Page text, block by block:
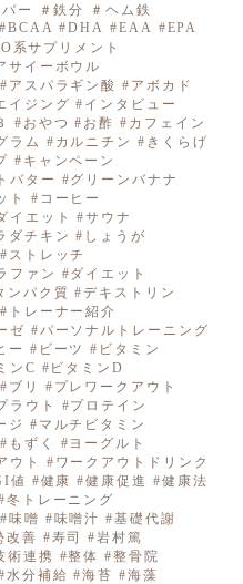
ー ＃鉄分 ＃ヘム鉄
BCAA DHA EAA
EPA
系サプリメント
サイーボウル
アスパラギン酸
アボカド
イジング
インタビュー
おやつ お酢
カフェイン
ラム カルニチン
きくらげ
キャンペーン
バター
グリーンバナナ
ト
コーヒー
イエット
サウナ
ダチキン
しょうが
ストレッチ
ファン
ダイエット
ンパク質
デキストリン
トレーナー紹介
ゼ
パーソナルトレーニング
ー ビーツ
ビタミン
ンC
ビタミンD
ブリ
プレワークアウト
ラウト
プロテイン
ジ
マルチビタミン
もずく
ヨーグルト
ウト
ワークアウトドリンク
値 健康 健康促進
健康法
冬トレーニング
味噌 味噌汁
基礎代謝
改善 寿司
岩村篤
術連携 整体
整骨院
水分補給 海苔
海藻